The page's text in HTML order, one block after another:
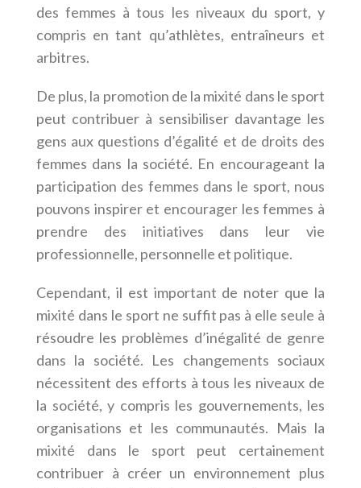
des femmes à tous les niveaux du sport, y
compris en tant qu’athlètes, entraîneurs et
arbitres.
De plus, la promotion de la mixité dans le sport
peut contribuer à sensibiliser davantage les
gens aux questions d’égalité et de droits des
femmes dans la société. En encourageant la
participation des femmes dans le sport, nous
pouvons inspirer et encourager les femmes à
prendre des initiatives dans leur vie
professionnelle, personnelle et politique.
Cependant, il est important de noter que la
mixité dans le sport ne suffit pas à elle seule à
résoudre les problèmes d’inégalité de genre
dans la société. Les changements sociaux
nécessitent des efforts à tous les niveaux de
la société, y compris les gouvernements, les
organisations et les communautés. Mais la
mixité dans le sport peut certainement
contribuer à créer un environnement plus